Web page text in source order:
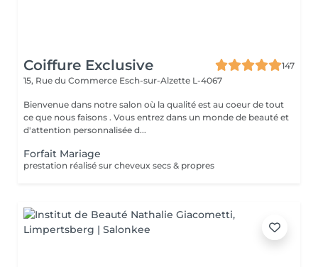
Coiffure Exclusive
147
15, Rue du Commerce Esch-sur-Alzette L-4067
Bienvenue dans notre salon où la qualité est au coeur de tout
ce que nous faisons . Vous entrez dans un monde de beauté et
d'attention personnalisée d...
Forfait Mariage
prestation réalisé sur cheveux secs & propres